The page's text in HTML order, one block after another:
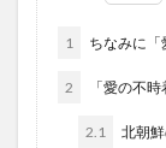
1 ちなみに
2 「愛の不
2.1 北朝